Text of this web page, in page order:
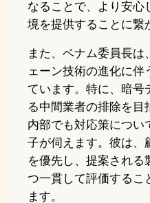
なることで、より安心
境を提供することに繋
また、ベナム委員長
ェーン技術の進化に
ています。特に、暗号
る中間業者の排除を目
内部でも対応策につい
子が伺えます。彼は、
を優先し、提案され
つ一貫して評価するこ
ます。